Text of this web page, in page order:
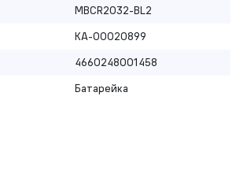
MBCR2032-BL2
КА-00020899
4660248001458
Батарейка